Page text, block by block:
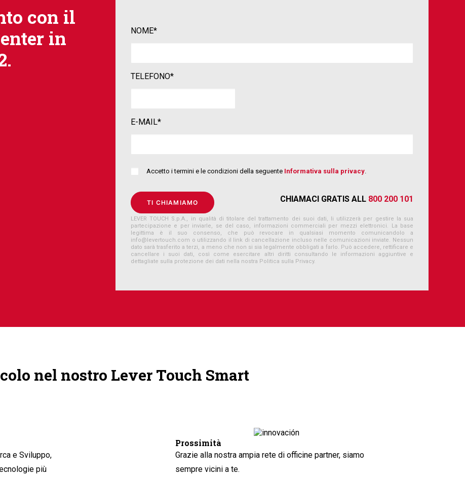
con il
in
NOME*
TELEFONO*
E-MAIL*
Accetto i termini e le condizioni della seguente Informativa sulla privacy.
CHIAMACI GRATIS ALL 800 200 101
LEVER TOUCH S.p.A., in qualità di titolare del trattamento dei suoi dati, li utilizzerà per gestire la sua
partecipazione e per inviarle, se del caso, informazioni commerciali per mezzi elettronici. La base
legittima è il suo consenso, che può revocare in qualsiasi momento comunicandolo a
info@levertouch.com o utilizzando il link di cancellazione incluso nelle comunicazioni inviate. Nessun
dato sarà trasferito a terzi, a meno che non si sia legalmente obbligati a farlo. Può accedere, rettificare e
cancellare i suoi dati, così come esercitare altri diritti consultando le informazioni aggiuntive e
dettagliate sulla protezione dei dati nella nostra Politica sulla Privacy.
nel nostro Lever Touch Smart
e Sviluppo,
più
Prossimità
Grazie alla nostra ampia rete di officine partner, siamo
sempre vicini a te.